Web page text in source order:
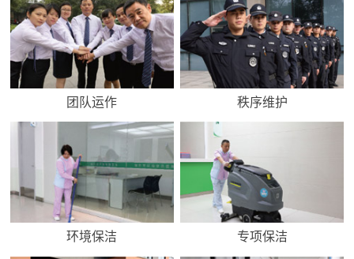
团队运作 秩序维护
环境保洁 专项保洁